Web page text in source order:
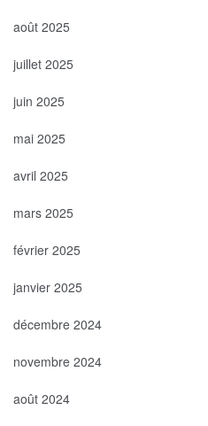
août 2025
juillet 2025
juin 2025
mai 2025
avril 2025
mars 2025
février 2025
janvier 2025
décembre 2024
novembre 2024
août 2024